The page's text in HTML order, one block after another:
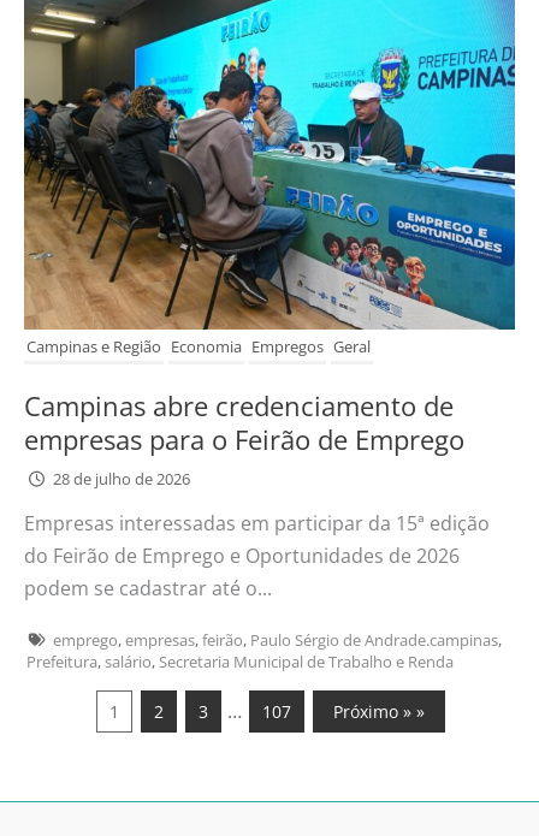
Campinas e Região Economia Empregos Geral
Campinas abre credenciamento de
empresas para o Feirão de Emprego
28 de julho de 2026
Empresas interessadas em participar da 15ª edição
do Feirão de Emprego e Oportunidades de 2026
podem se cadastrar até o...
emprego,empresas,feirão, Paulo Sérgio de Andrade.campinas,
Prefeitura,salário,Secretaria Municipal de Trabalho e Renda
1 2 3 … 107 Próximo » »